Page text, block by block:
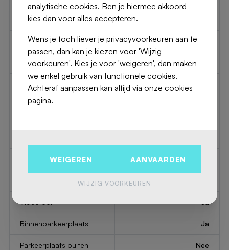
Living
Type keuken US semi fitted
Lift
Dubbelglas ramen
Type dubbele glasramen
Badkamer shower in bath
Videofoon Ja
Binnenparkeerplaats Ja
Parkeerplaats buiten Nee
analytische cookies. Ben je hiermee akkoord
kies dan voor alles accepteren.
Wens je toch liever je privacyvoorkeuren aan te
passen, dan kan je kiezen voor 'Wijzig
voorkeuren'. Kies je voor 'weigeren', dan maken
we enkel gebruik van functionele cookies.
Achteraf aanpassen kan altijd via onze cookies
pagina.
WEIGEREN AANVAARDEN
WIJZIG VOORKEUREN